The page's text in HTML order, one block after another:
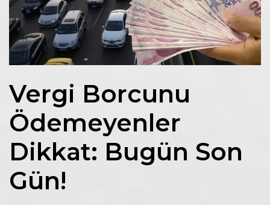
Vergi Borcunu
Ödemeyenler
Dikkat: Bugün Son
Gün!